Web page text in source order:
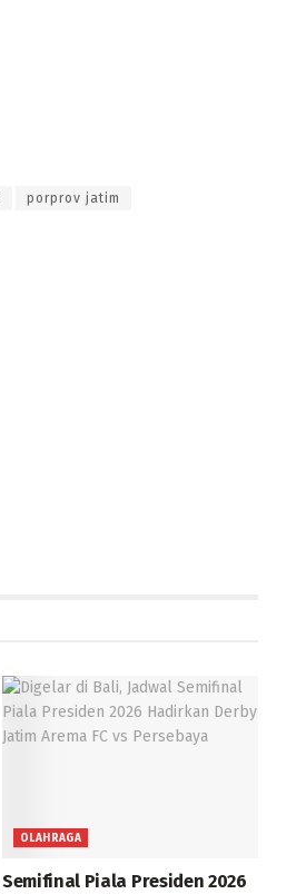
porprov jatim
OLAHRAGA
Semifinal Piala Presiden 2026